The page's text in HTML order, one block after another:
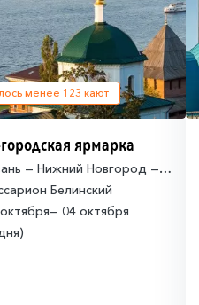
менее 123 кают
ярмарка
— Нижний Новгород —
Белинский
04 октября